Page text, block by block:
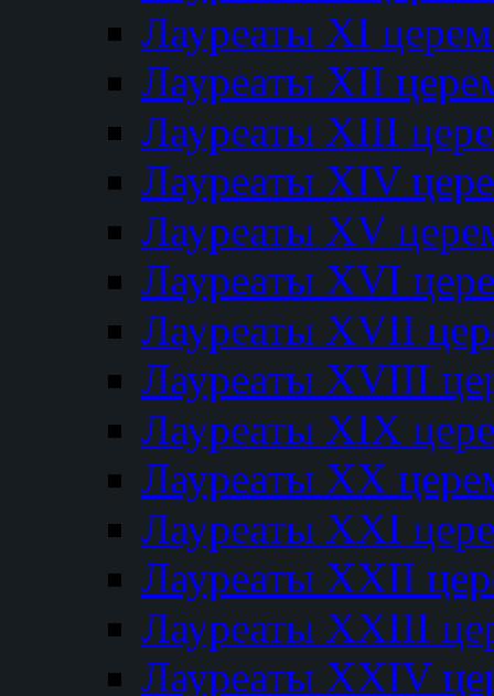
Лауреаты XI
Лауреаты XII
Лауреаты XIII
Лауреаты XIV
Лауреаты XV
Лауреаты XVI
Лауреаты XVII
Лауреаты XVIII
Лауреаты XIX
Лауреаты XX
Лауреаты XXI
Лауреаты XXII
Лауреаты XXIII
Лауреаты XXIV